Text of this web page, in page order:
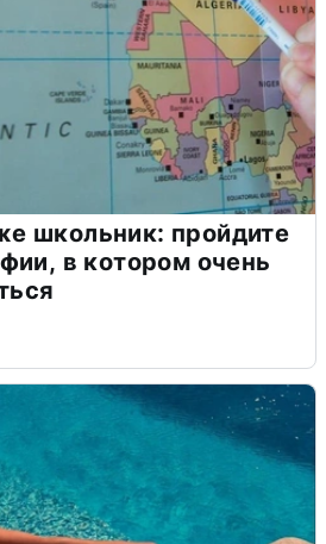
школьник: пройдите
в котором очень